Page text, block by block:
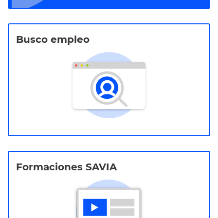
Busco empleo
Formaciones SAVIA